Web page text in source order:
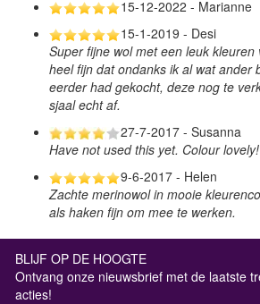
15-12-2022 - Marianne
15-1-2019 - Desi
Super fijne wol met een leuk
heel fijn dat ondanks ik al wat ander
eerder had gekocht, deze nog te
sjaal echt af.
27-7-2017 - Susanna
Have not used this yet. Colour lovely!
9-6-2017 - Helen
Zachte merinowol in mooie
als haken fijn om mee te werken.
BLIJF OP DE HOOGTE
Ontvang onze nieuwsbrief met de laatste
acties!